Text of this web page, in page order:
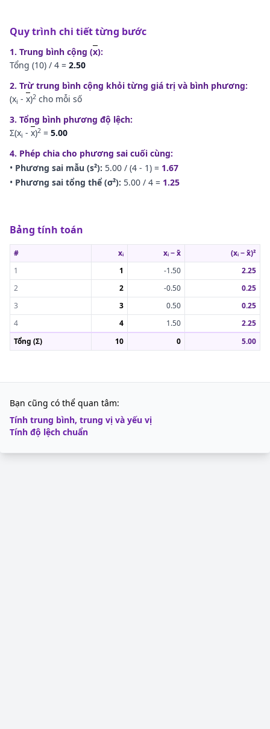
Quy trình chi tiết từng bước
1. Trung bình cộng (x):
Tổng (10) / 4 = 2.50
2. Trừ trung bình cộng khỏi từng giá trị và bình phương:
(xi - x)2 cho mỗi số
3. Tổng bình phương độ lệch:
Σ(xi - x)2 = 5.00
4. Phép chia cho phương sai cuối cùng:
• Phương sai mẫu (s²): 5.00 / (4 - 1) = 1.67
• Phương sai tổng thể (σ²): 5.00 / 4 = 1.25
Bảng tính toán
# xᵢ xᵢ − x̄
(xᵢ − x̄)²
1
1 -1.50
2.25
2
2 -0.50
0.25
3
3 0.50
0.25
4
4 1.50
2.25
Tổng (Σ)
10 0 5.00
Bạn cũng có thể quan tâm:
Tính trung bình, trung vị và yếu vị
Tính độ lệch chuẩn